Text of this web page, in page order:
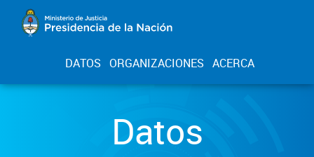
DATOS ORGANIZACIONES ACERCA
Datos